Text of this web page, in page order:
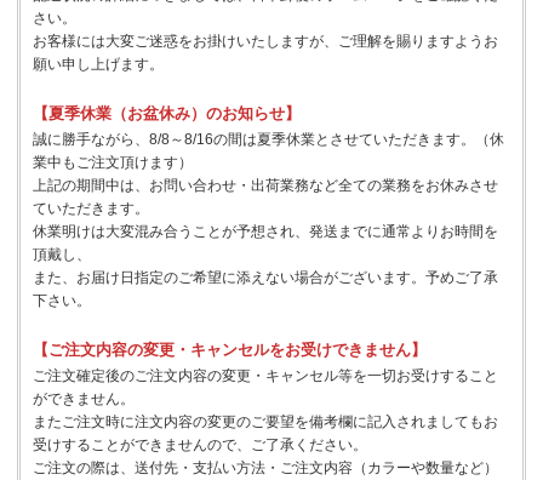
さい。
お客様には大変ご迷惑をお掛けいたしますが、ご理解を賜りますようお
願い申し上げます。
【夏季休業（お盆休み）のお知らせ】
誠に勝手ながら、8/8～8/16の間は夏季休業とさせていただきます。（休
業中もご注文頂けます）
上記の期間中は、お問い合わせ・出荷業務など全ての業務をお休みさせ
ていただきます。
休業明けは大変混み合うことが予想され、発送までに通常よりお時間を
頂戴し、
また、お届け日指定のご希望に添えない場合がございます。予めご了承
下さい。
【ご注文内容の変更・キャンセルをお受けできません】
ご注文確定後のご注文内容の変更・キャンセル等を一切お受けすること
ができません。
またご注文時に注文内容の変更のご要望を備考欄に記入されましてもお
受けすることができませんので、ご了承ください。
ご注文の際は、送付先・支払い方法・ご注文内容（カラーや数量など）